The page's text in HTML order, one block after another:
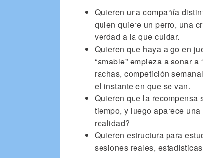
Quieren una compañía
quien quiere un perro, una
verdad a la que cuidar.
Quieren que haya algo en
“amable” empieza a sonar
rachas, competición
el instante en que se van.
Quieren que la recompensa
tiempo, y luego aparece
realidad?
Quieren estructura para
sesiones reales,